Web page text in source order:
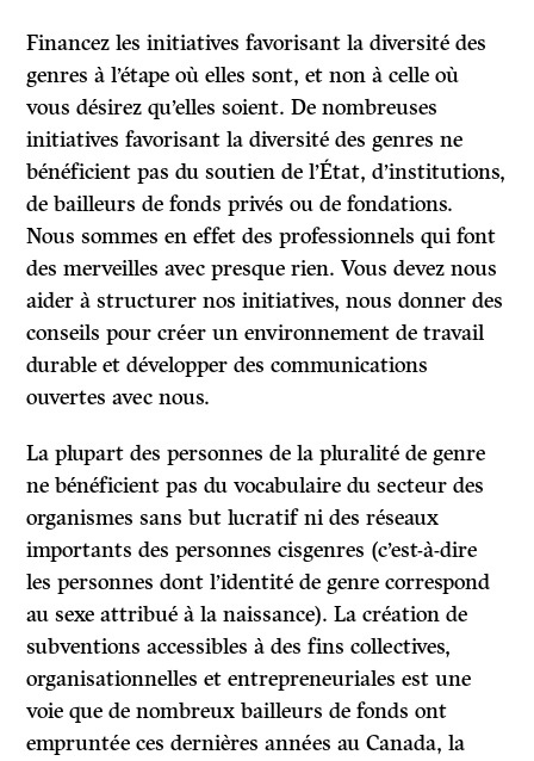
Financez les initiatives favorisant la diversité des
genres à l’étape où elles sont, et non à celle où
vous désirez qu’elles soient. De nombreuses
initiatives favorisant la diversité des genres ne
bénéficient pas du soutien de l’État, d’institutions,
de bailleurs de fonds privés ou de fondations.
Nous sommes en effet des professionnels qui font
des merveilles avec presque rien. Vous devez nous
aider à structurer nos initiatives, nous donner des
conseils pour créer un environnement de travail
durable et développer des communications
ouvertes avec nous.
La plupart des personnes de la pluralité de genre
ne bénéficient pas du vocabulaire du secteur des
organismes sans but lucratif ni des réseaux
importants des personnes cisgenres (c’est-à-dire
les personnes dont l’identité de genre correspond
au sexe attribué à la naissance). La création de
subventions accessibles à des fins collectives,
organisationnelles et entrepreneuriales est une
voie que de nombreux bailleurs de fonds ont
empruntée ces dernières années au Canada, la